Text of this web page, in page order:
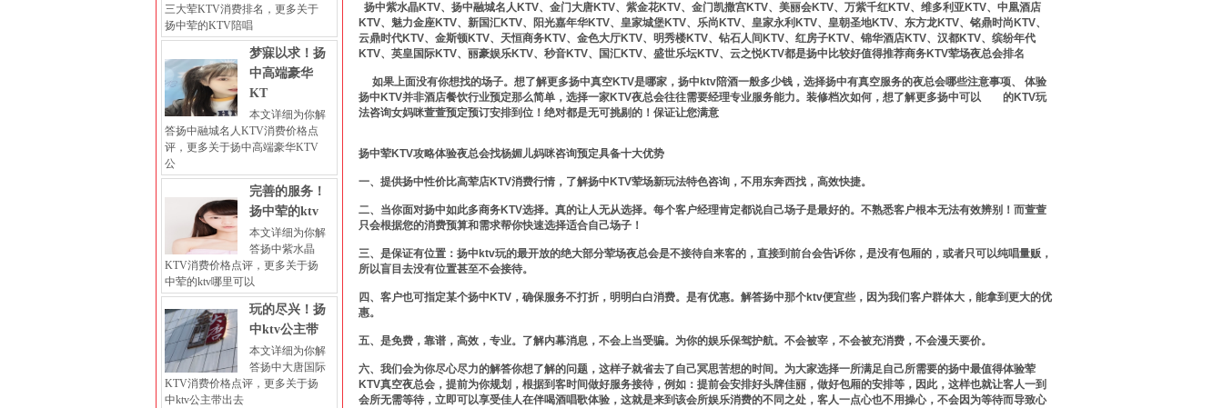
扬中紫水晶KTV、扬中融城名人KTV、金门大唐KTV、紫金花KTV、金门凯撒宫KTV、美丽会KTV、万紫千红KTV、维多利亚KTV、中凰酒店
KTV、魅力金座KTV、新国汇KTV、阳光嘉年华KTV、皇家城堡KTV、乐尚KTV、皇家永利KTV、皇朝圣地KTV、东方龙KTV、铭鼎时尚KTV、
云鼎时代KTV、金斯顿KTV、天恒商务KTV、金色大厅KTV、明秀楼KTV、钻石人间KTV、红房子KTV、锦华酒店KTV、汉都KTV、缤纷年代
KTV、英皇国际KTV、丽豪娱乐KTV、秒音KTV、国汇KTV、盛世乐坛KTV、云之悦KTV都是扬中比较好值得推荐商务KTV荤场夜总会排名
如果上面没有你想找的场子。想了解更多扬中真空KTV是哪家，扬中ktv陪酒一般多少钱，选择扬中有真空服务的夜总会哪些注意事项、 体验
扬中KTV并非酒店餐饮行业预定那么简单，选择一家KTV夜总会往往需要经理专业服务能力。装修档次如何，想了解更多扬中可以
的KTV玩
法咨询女妈咪萱萱预定预订安排到位！绝对都是无可挑剔的！保证让您满意
扬中荤KTV攻略体验夜总会找杨媚儿妈咪咨询预定具备十大优势
一、提供扬中性价比高荤店KTV消费行情，了解扬中KTV荤场新玩法特色咨询，不用东奔西找，高效快捷。
二、当你面对扬中如此多商务KTV选择。真的让人无从选择。每个客户经理肯定都说自己场子是最好的。不熟悉客户根本无法有效辨别！而萱萱
只会根据您的消费预算和需求帮你快速选择适合自己场子！
三、是保证有位置：扬中ktv玩的最开放的绝大部分荤场夜总会是不接待自来客的，直接到前台会告诉你，是没有包厢的，或者只可以纯唱量贩，
所以盲目去没有位置甚至不会接待。
四、客户也可指定某个扬中KTV，确保服务不打折，明明白白消费。是有优惠。解答扬中那个ktv便宜些，因为我们客户群体大，能拿到更大的优
惠。
五、是免费，靠谱，高效，专业。了解内幕消息，不会上当受骗。为你的娱乐保驾护航。不会被宰，不会被充消费，不会漫天要价。
六、我们会为你尽心尽力的解答你想了解的问题，这样子就省去了自己冥思苦想的时间。为大家选择一所满足自己所需要的扬中最值得体验荤
KTV真空夜总会，提前为你规划，根据到客时间做好服务接待，例如：提前会安排好头牌佳丽，做好包厢的安排等，因此，这样也就让客人一到
会所无需等待，立即可以享受佳人在伴喝酒唱歌体验，这就是来到该会所娱乐消费的不同之处，客人一点心也不用操心，不会因为等待而导致心
三大荤KTV消费排名，更多关于
扬中荤的KTV陪唱
梦寐以求！扬
中高端豪华
KT
本文详细为你解
答扬中融城名人KTV消费价格点
评，更多关于扬中高端豪华KTV
公
完善的服务！
扬中荤的ktv
本文详细为你解
答扬中紫水晶
KTV消费价格点评，更多关于扬
中荤的ktv哪里可以
玩的尽兴！扬
中ktv公主带
本文详细为你解
答扬中大唐国际
KTV消费价格点评，更多关于扬
中ktv公主带出去